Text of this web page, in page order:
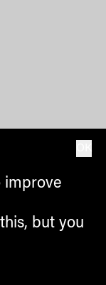
improve
but you